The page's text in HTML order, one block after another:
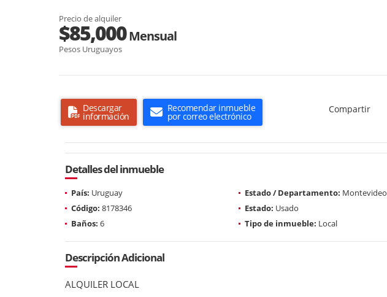
Precio de alquiler
$85,000Mensual
Pesos Uruguayos
Descargar
información
Recomendar inmueble
por correo electrónico
Compartir
Detalles del inmueble
País: Uruguay Estado / Departamento: Montevideo
Código: 8178346 Estado: Usado
Baños: 6 Tipo de inmueble: Local
Descripción Adicional
ALQUILER LOCAL